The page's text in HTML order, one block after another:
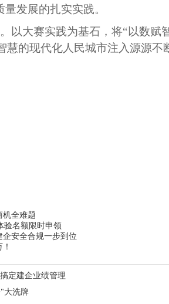
发展的扎实实践。
以大赛实践为基石，将“以数
的现代化人民城市注入源源不
机全难题
验名额限时申领
安全合规一步到位
定建企业绩管理
大洗牌